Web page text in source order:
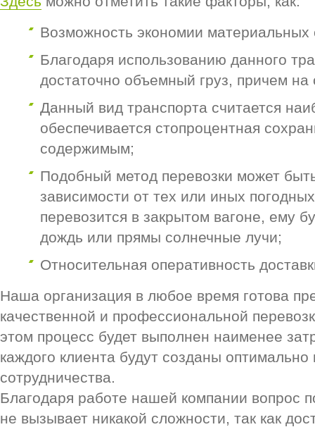
Возможность экономии материальных
Благодаря использованию данного
достаточно объемный груз, причем на
Данный вид транспорта считается
обеспечивается стопроцентная
содержимым;
Подобный метод перевозки может
зависимости от тех или иных
перевозится в закрытом вагоне, ему
дождь или прямы солнечные лучи;
Относительная оперативность
Наша организация в любое время готова
качественной и профессиональной
этом процесс будет выполнен наименее
каждого клиента будут созданы
сотрудничества.
Благодаря работе нашей компании вопрос
не вызывает никакой сложности, так как